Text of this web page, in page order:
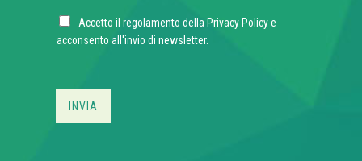
l
C
h
Accetto il regolamento della Privacy Policye
acconsento all'invio di newsletter.
INVIA